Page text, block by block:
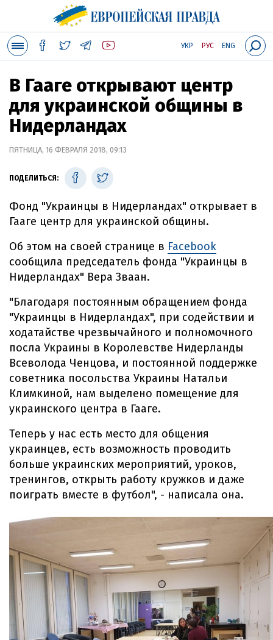
УКР РУС ENG
В Гааге открывают центр
для украинской общины в
Нидерландах
ПЯТНИЦА, 16 ФЕВРАЛЯ 2018, 09:13
ПОДЕЛИТЬСЯ:
Фонд "Украинцы в Нидерландах" открывает в
Гааге центр для украинской общины.
Об этом на своей странице в Facebook
сообщила председатель фонда "Украинцы в
Нидерландах" Вера Зваан.
"Благодаря постоянным обращением фонда
"Украинцы в Нидерландах", при содействии и
ходатайстве чрезвычайного и полномочного
посла Украины в Королевстве Нидерланды
Всеволода Ченцова, и постоянной поддержке
советника посольства Украины Натальи
Климкиной, нам выделено помещение для
украинского центра в Гааге.
Теперь у нас есть место для общения
украинцев, есть возможность проводить
больше украинских мероприятий, уроков,
тренингов, открыть работу кружков и даже
поиграть вместе в футбол", - написала она.